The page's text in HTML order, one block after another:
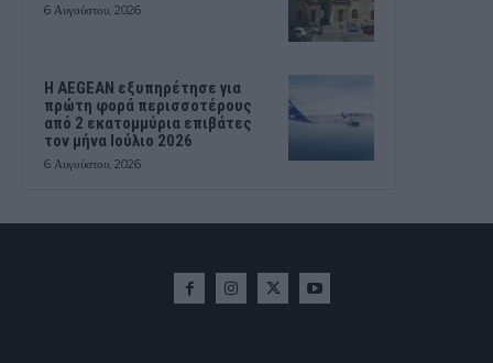
6 Αυγούστου, 2026
Η AEGEAN εξυπηρέτησε για
πρώτη φορά περισσοτέρους
από 2 εκατομμύρια επιβάτες
τον μήνα Ιούλιο 2026
6 Αυγούστου, 2026